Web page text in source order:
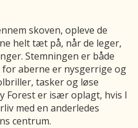
skoven, opleve de
helt tæt på, når de leger,
Stemningen er både
aberne er nysgerrige og
tasker og løse
Forest er især oplagt, hvis I
med en anderledes
centrum.